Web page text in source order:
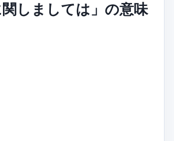
関しましては」の意味